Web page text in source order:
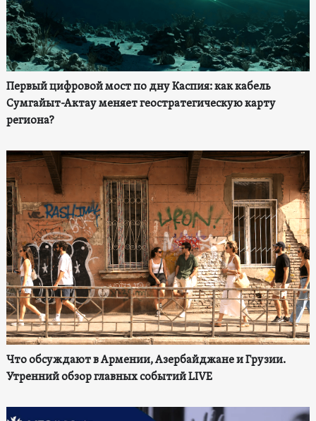
Первый цифровой мост по дну Каспия: как кабель
Сумгайыт-Актау меняет геостратегическую карту
региона?
Что обсуждают в Армении, Азербайджане и Грузии.
Утренний обзор главных событий LIVE